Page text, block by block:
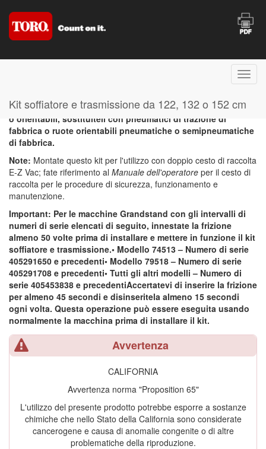
Kit soffiatore e trasmissione da 122, 132 o 152 cm
questo attrezzo. Se la macchina è dotata di Tweel di trazione
o orientabili, sostituiteli con pneumatici di trazione di
fabbrica o ruote orientabili pneumatiche o semipneumatiche
di fabbrica.
Note: Montate questo kit per l'utilizzo con doppio cesto di raccolta
E-Z Vac; fate riferimento al Manuale dell'operatore per il cesto di
raccolta per le procedure di sicurezza, funzionamento e
manutenzione.
Important: Per le macchine Grandstand con gli intervalli di
numeri di serie elencati di seguito, innestate la frizione
almeno 50 volte prima di installare e mettere in funzione il kit
soffiatore e trasmissione.• Modello 74513 – Numero di serie
405291650 e precedenti• Modello 79518 – Numero di serie
405291708 e precedenti• Tutti gli altri modelli – Numero di
serie 405453838 e precedentiAccertatevi di inserire la frizione
per almeno 45 secondi e disinseritela almeno 15 secondi
ogni volta. Questa operazione può essere eseguita usando
normalmente la macchina prima di installare il kit.
Avvertenza
CALIFORNIA
Avvertenza norma "Proposition 65"
L'utilizzo del presente prodotto potrebbe esporre a sostanze
chimiche che nello Stato della California sono considerate
cancerogene e causa di anomalie congenite o di altre
problematiche della riproduzione.